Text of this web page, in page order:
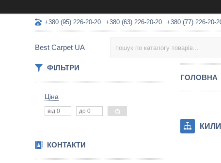
+380 (95) 226-20-20 +380 (63) 226-20-20 +380 (77) 226-20-
Best Carpet UA
ФІЛЬТРИ
Ціна
КОНТАКТИ
ГОЛОВНА